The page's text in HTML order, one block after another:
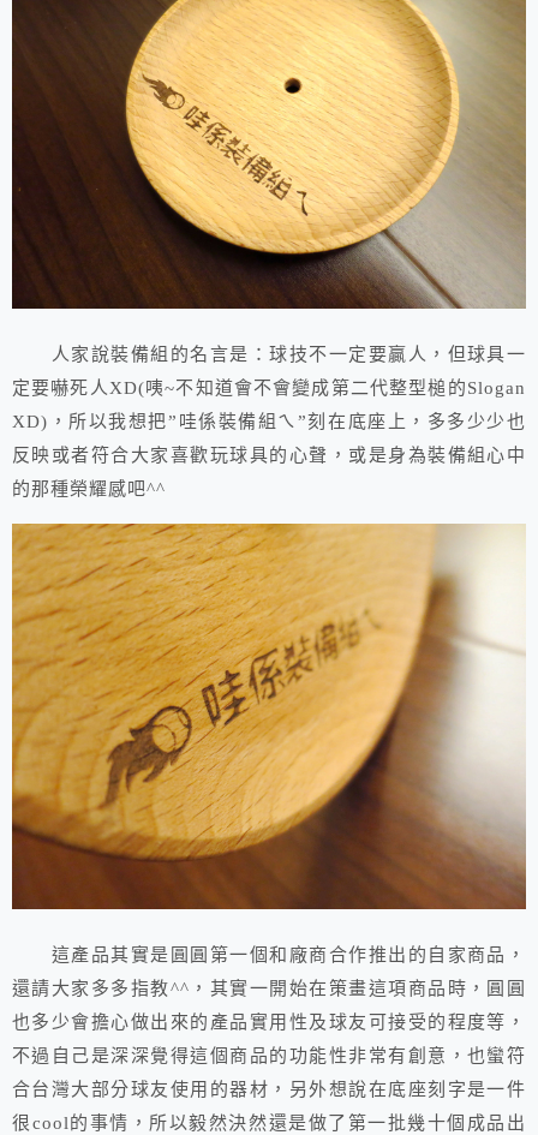
人家說裝備組的名言是：球技不一定要贏人，但球具一
定要嚇死人XD(咦~不知道會不會變成第二代整型槌的Slogan
XD)，所以我想把”哇係裝備組ㄟ”刻在底座上，多多少少也
反映或者符合大家喜歡玩球具的心聲，或是身為裝備組心中
的那種榮耀感吧^^
這產品其實是圓圓第一個和廠商合作推出的自家商品，
還請大家多多指教^^，其實一開始在策畫這項商品時，圓圓
也多少會擔心做出來的產品實用性及球友可接受的程度等，
不過自己是深深覺得這個商品的功能性非常有創意，也蠻符
合台灣大部分球友使用的器材，另外想說在底座刻字是一件
很cool的事情，所以毅然決然還是做了第一批幾十個成品出